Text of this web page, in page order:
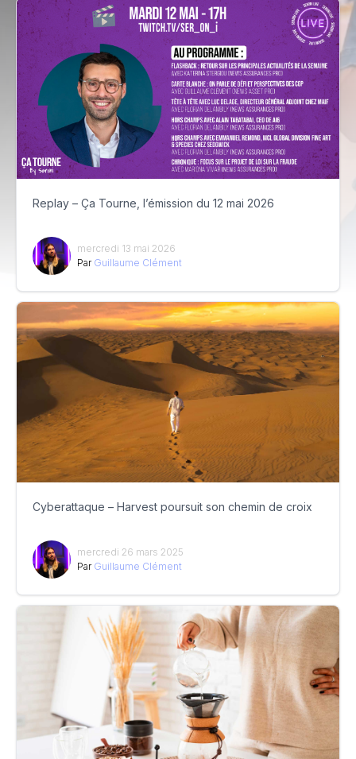
Replay – Ça Tourne, l’émission du 12 mai 2026
mercredi 13 mai 2026
Par Guillaume Clément
Cyberattaque – Harvest poursuit son chemin de croix
mercredi 26 mars 2025
Par Guillaume Clément